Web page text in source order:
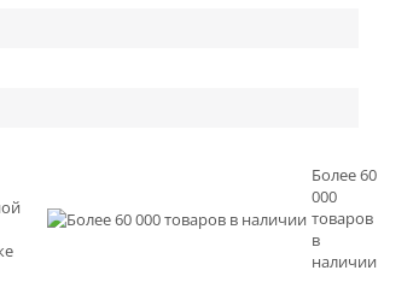
Более 60
000
товаров
в
наличии